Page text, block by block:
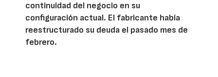
continuidad del negocio en su
configuración actual. El fabricante había
reestructurado su deuda el pasado mes de
febrero.